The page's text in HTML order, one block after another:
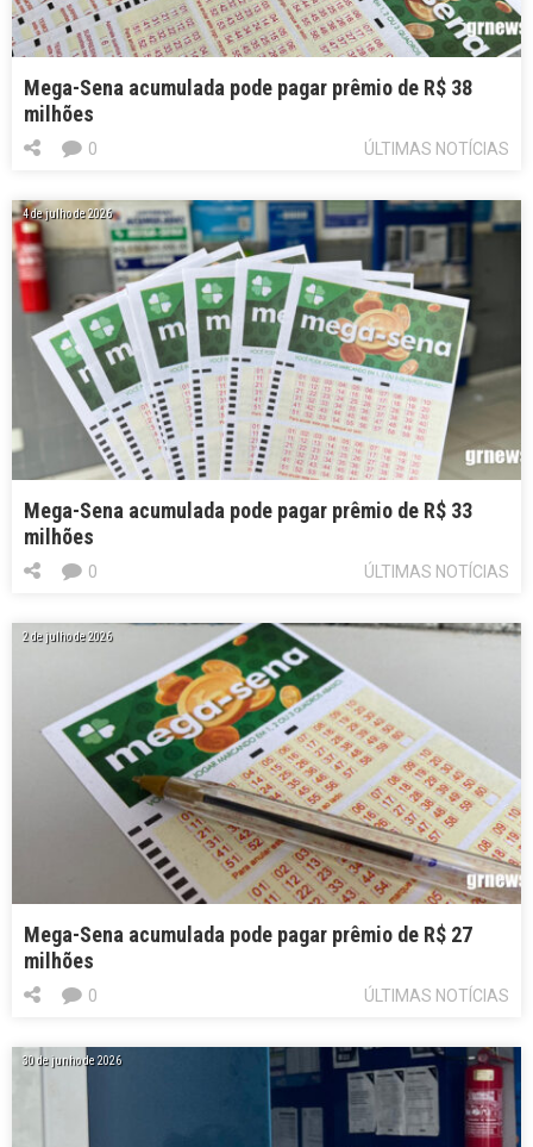
Mega-Sena acumulada pode pagar prêmio de R$ 38
milhões
ÚLTIMAS NOTÍCIAS
0
4 de julho de 2026
Mega-Sena acumulada pode pagar prêmio de R$ 33
milhões
ÚLTIMAS NOTÍCIAS
0
2 de julho de 2026
Mega-Sena acumulada pode pagar prêmio de R$ 27
milhões
ÚLTIMAS NOTÍCIAS
0
30 de junho de 2026